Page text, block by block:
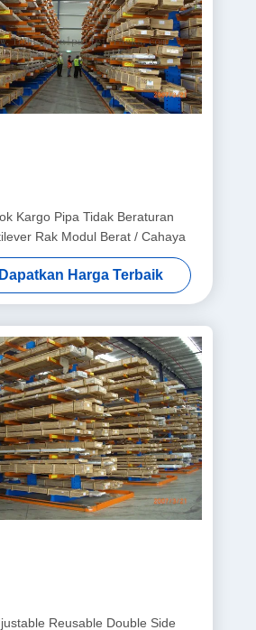
Kargo Pipa Tidak Beraturan
Rak Modul Berat / Cahaya
Dapatkan Harga Terbaik
Reusable Double Side